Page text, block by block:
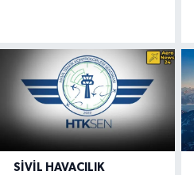
SIVIL HAVACILIK